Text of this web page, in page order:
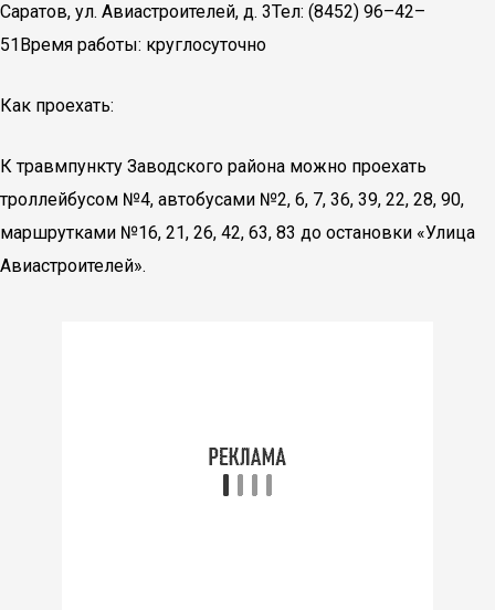
Саратов, ул. Авиастроителей, д. 3Тел: (8452) 96–42–
51Время работы: круглосуточно
Как проехать:
К травмпункту Заводского района можно проехать
троллейбусом №4, автобусами №2, 6, 7, 36, 39, 22, 28, 90,
маршрутками №16, 21, 26, 42, 63, 83 до остановки «Улица
Авиастроителей».